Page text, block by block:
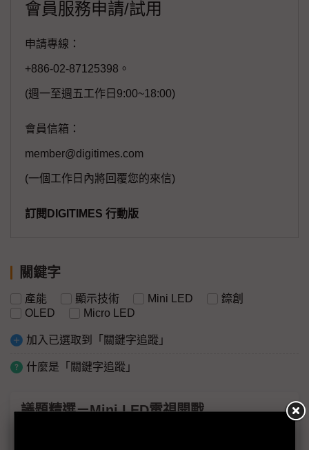
會員服務申請/試用
申請專線：
+886-02-87125398。
(週一至週五工作日9:00~18:00)
會員信箱：
member@digitimes.com
(一個工作日內將回覆您的來信)
訂閱DIGITIMES 行動版
關鍵字
產能 顯示技術 Mini LED
錼創
OLED
Micro LED
加入已選取到「關鍵字追蹤」
什麼是「關鍵字追蹤」
議題精選－Mini LED電視開戰